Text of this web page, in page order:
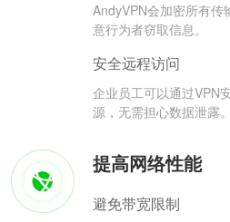
AndyVPN会加密所有传
意行为者窃取信息。
安全远程访问
企业员工可以通过VPN
源，无需担心数据泄露。
提高网络性能
避免带宽限制